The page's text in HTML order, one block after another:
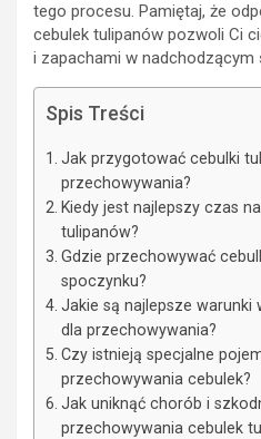
tego procesu. Pamiętaj, że
cebulek tulipanów pozwoli Ci
i zapachami w nadchodzącym
Spis Treści
Jak przygotować cebulki
przechowywania?
Kiedy jest najlepszy czas
tulipanów?
Gdzie przechowywać
spoczynku?
Jakie są najlepsze
dla przechowywania?
Czy istnieją specjalne
przechowywania cebulek?
Jak uniknąć chorób i
przechowywania cebulek